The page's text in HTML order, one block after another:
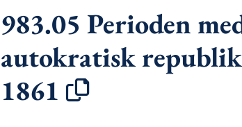
983.05 Perioden
autokratisk
1861